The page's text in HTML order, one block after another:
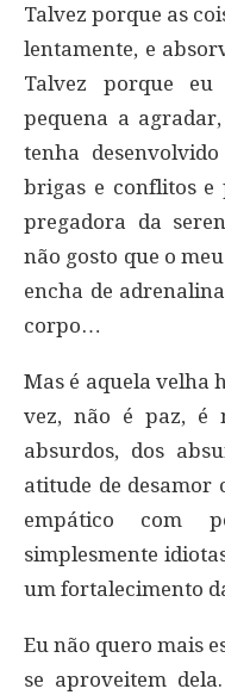
Talvez porque as
lentamente, e
Talvez porque eu
pequena a
tenha
brigas e conflitos e
pregadora da
não gosto que o
encha de
corpo…
Mas é aquela velha
vez, não é paz, é
absurdos, dos
atitude de desamor
empático com
simplesmente
um fortalecimento
Eu não quero mais
se aproveitem